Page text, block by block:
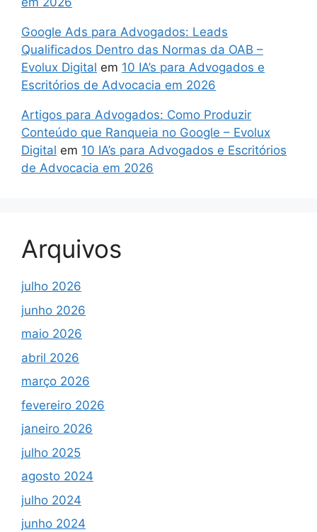
Google Ads para Advogados: Leads
Qualificados Dentro das Normas da OAB –
Evolux Digital em 10 IA’s para Advogados e
Escritórios de Advocacia em 2026
Artigos para Advogados: Como Produzir
Conteúdo que Ranqueia no Google – Evolux
Digital em 10 IA’s para Advogados e Escritórios
de Advocacia em 2026
Arquivos
julho 2026
junho 2026
maio 2026
abril 2026
março 2026
fevereiro 2026
janeiro 2026
julho 2025
agosto 2024
julho 2024
junho 2024